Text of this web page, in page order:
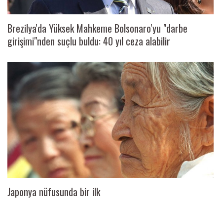
Brezilya'da Yüksek Mahkeme Bolsonaro'yu "darbe
girişimi"nden suçlu buldu: 40 yıl ceza alabilir
Japonya nüfusunda bir ilk